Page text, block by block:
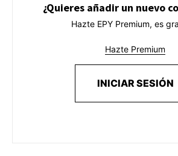
¿Quieres añadir un nuevo
Hazte EPY Premium, es
Hazte Premium
INICIAR SESIÓN